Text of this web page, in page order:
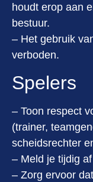
houdt erop aan
bestuur.
– Het gebruik
verboden.
Spelers
– Toon respect
(trainer,
scheidsrechter
– Meld je tijdig
– Zorg ervoor